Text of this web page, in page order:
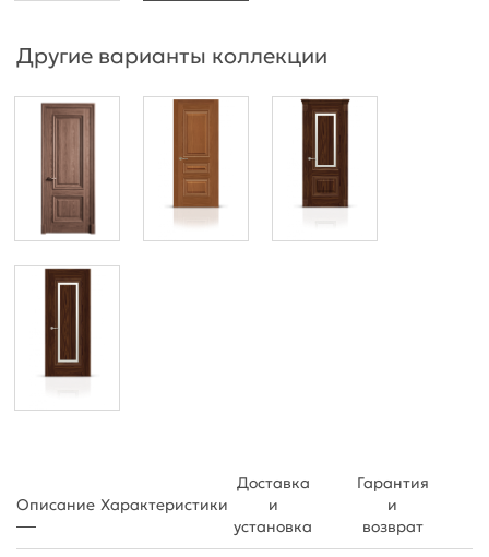
Другие варианты коллекции
Описание Характеристики
Доставка
и
установка
Гарантия
и
возврат